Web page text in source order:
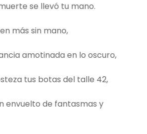
se llevó tu mano.
más sin mano,
amotinada en lo oscuro,
tus botas del talle 42,
envuelto de fantasmas y